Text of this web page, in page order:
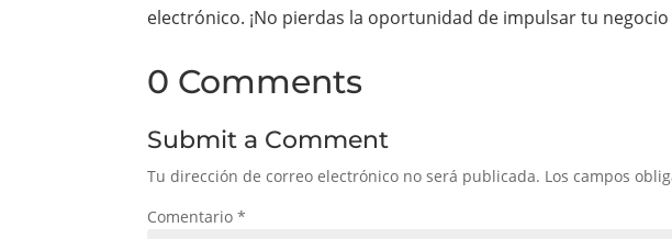
electrónico. ¡No pierdas la oportunidad de impulsar tu
0 Comments
Submit a Comment
Tu dirección de correo electrónico no será publicada. Los campos
Comentario*